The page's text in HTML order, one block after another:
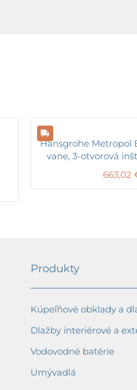
Hansgrohe Metropol
vane, 3-otvorová
663,02
Produkty
Kúpeľňové obklady a
Dlažby interiérové a
Vodovodné batérie
Umývadlá